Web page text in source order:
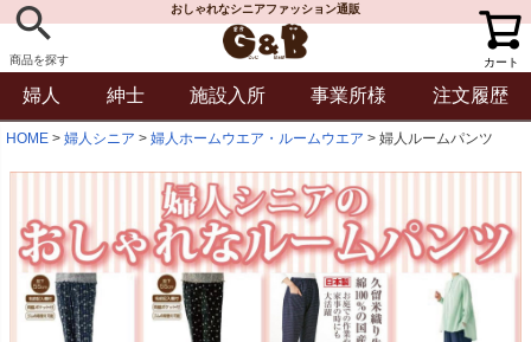
商品を探す
おしゃれなシニアファッション通販
カート
婦人 紳士 施設入所 事業所様 注文履歴
HOME 婦人シニア 婦人ホームウエア・ルームウエア 婦人ルームパンツ